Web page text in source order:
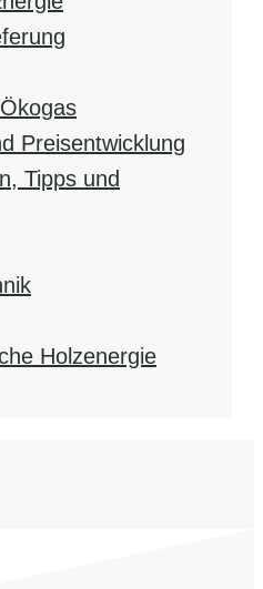
Preisentwicklung
Tipps und
Holzenergie